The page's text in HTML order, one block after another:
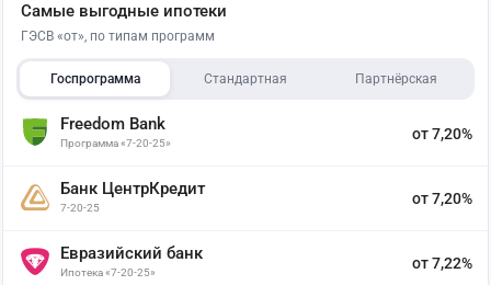
Самые выгодные ипотеки
ГЭСВ «от», по типам программ
Госпрограмма Стандартная Партнёрская
Freedom Bank
Программа «7-20-25»
от 7,20%
Банк ЦентрКредит
7-20-25
от 7,20%
Евразийский банк
Ипотека «7-20-25»
от 7,22%